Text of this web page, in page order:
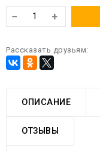
− +
Рассказать друзьям:
ОПИСАНИЕ
ОТЗЫВЫ